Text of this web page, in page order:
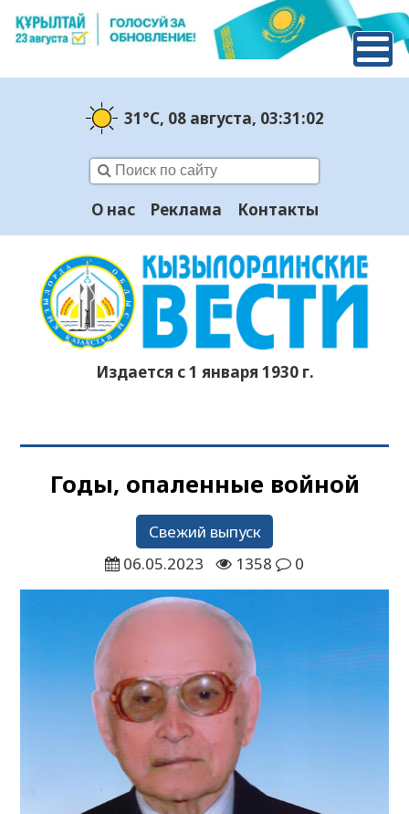
31°C, 08 августа, 03:31:03
О нас Реклама Контакты
Издается с 1 января 1930 г.
Годы, опаленные войной
Свежий выпуск
06.05.2023
1358 0